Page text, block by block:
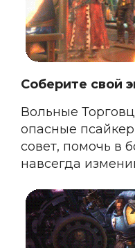
Соберите свой
Вольные
опасные
совет, помочь в
навсегда